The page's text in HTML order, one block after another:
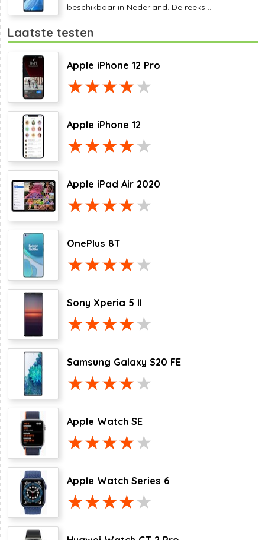
beschikbaar in Nederland. De reeks ...
Laatste testen
Apple iPhone 12 Pro
Apple iPhone 12
Apple iPad Air 2020
OnePlus 8T
Sony Xperia 5 II
Samsung Galaxy S20 FE
Apple Watch SE
Apple Watch Series 6